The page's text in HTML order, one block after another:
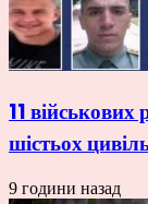
11 військових
шістьох
9 години назад